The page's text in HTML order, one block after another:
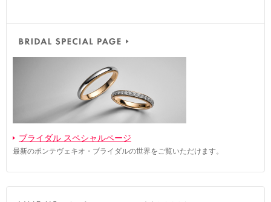
ブライダル スペシャルページ
最新のポンテヴェキオ・ブライダルの世界をご覧いただけます。